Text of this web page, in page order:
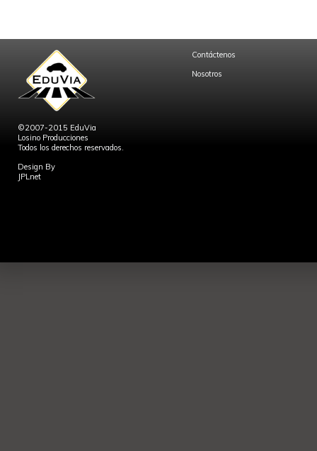
©2007-2015 EduVia
Losino Producciones
Todos los derechos reservados.
Design By
JPLnet
Contáctenos
Nosotros